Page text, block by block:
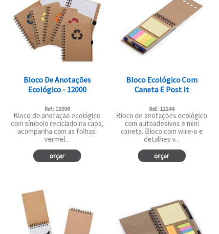
Bloco De Anotações
Ecológico - 12000
Ref.: 12000
Bloco de anotação ecológico
com símbolo reciclado na capa,
acompanha com as folhas:
vermel...
orçar
Bloco Ecológico Com
Caneta E Post It
Ref.: 12244
Bloco de anotações ecológico
com autoadesivos e mini
caneta. Bloco com wire-o e
detalhes v...
orçar